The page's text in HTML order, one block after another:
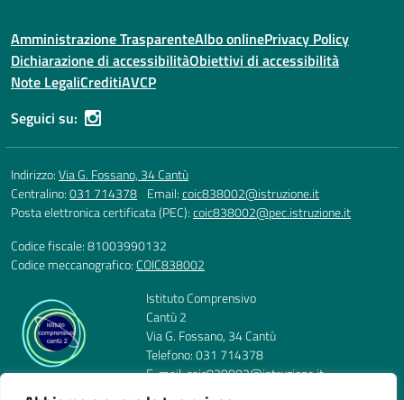
Amministrazione TrasparenteAlbo onlinePrivacy Policy
Dichiarazione di accessibilitàObiettivi di accessibilità
Note LegaliCreditiAVCP
Seguici su:
Indirizzo:Via G. Fossano, 34 Cantù
Centralino:031 714378 Email:coic838002@istruzione.it
Posta elettronica certificata (PEC):coic838002@pec.istruzione.it
Codice fiscale: 81003990132
Codice meccanografico:COIC838002
Istituto Comprensivo
Cantù 2
Via G. Fossano, 34 Cantù
Telefono: 031 714378
E-mail: coic838002@istruzione.it
PEC: coic838002@pec.istruzione.it